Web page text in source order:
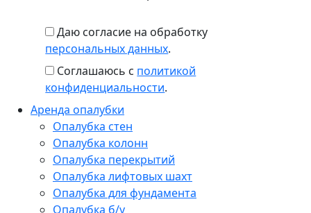
Даю согласие на обработку
персональных данных.
Соглашаюсь с политикой
конфиденциальности.
Аренда опалубки
Опалубка стен
Опалубка колонн
Опалубка перекрытий
Опалубка лифтовых шахт
Опалубка для фундамента
Опалубка б/у